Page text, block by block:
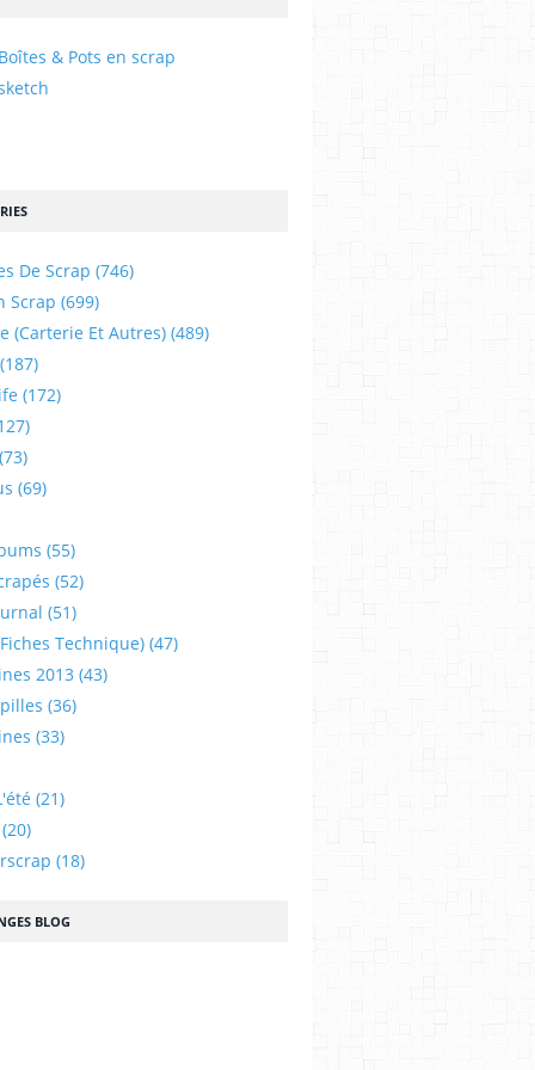
& Pots en scrap
De Scrap (746)
Scrap (699)
(carterie Et Autres) (489)
(172)
(69)
(55)
(52)
(51)
Technique) (47)
2013 (43)
(36)
(33)
(21)
(18)
BLOG